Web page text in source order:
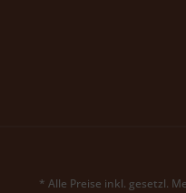
* Alle Preise inkl. gesetzl.